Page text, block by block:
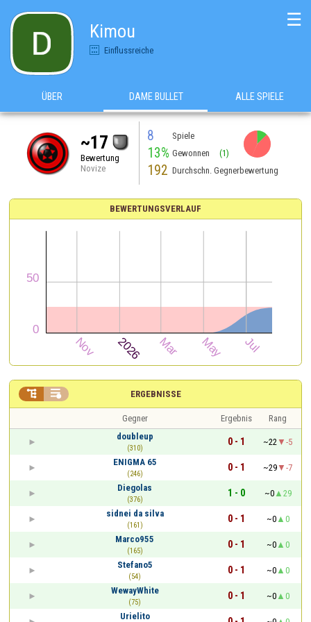
Kimou
Einflussreiche
☰
ÜBER DAME BULLET ALLE SPIELE
~17
Bewertung
Novize
8 Spiele
13% Gewonnen (1)
192 Durchschn. Gegnerbewertung
BEWERTUNGSVERLAUF
ERGEBNISSE
 
Gegner Ergebnis
Rang
doubleup
(310)
0 - 1 ~22
-5
ENIGMA 65
(246)
0 - 1 ~29
-7
Diegolas
(376)
1 - 0 ~0
29
sidnei da silva
(161)
0 - 1 ~0
0
Marco955
(165)
0 - 1 ~0
0
Stefano5
(54)
0 - 1 ~0
0
WewayWhite
(75)
0 - 1 ~0
0
Urielito